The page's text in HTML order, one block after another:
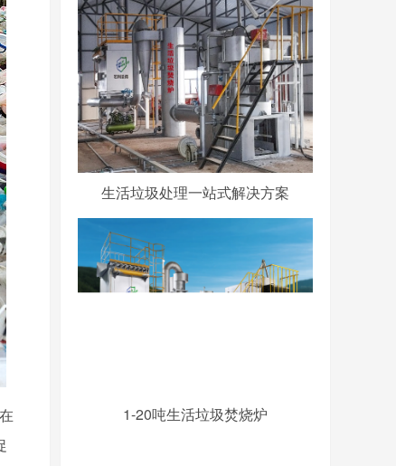
生活垃圾处理一站式解决方案
1-20吨生活垃圾焚烧炉